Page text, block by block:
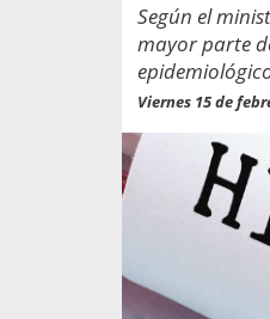
Según el
mayor parte
Viernes 15 de
por incapacidad
entregados por la
sobre viajes al extranjero